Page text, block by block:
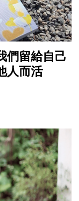
們留給自己
人而活